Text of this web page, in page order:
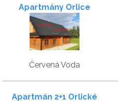
Apartmány Orlice
Červená Voda
Apartmán 2+1 Orlické